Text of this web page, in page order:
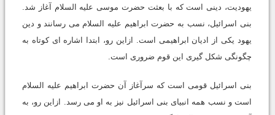
یهودیت، دینی است که با بعثت حضرت موسی علیه السلام آغاز شد.
بنی اسرائیل، نسب به حضرت ابراهیم علیه السلام می رسانند و دین
یهود یکی از ادیان ابراهیمی است. ازاین رو، ابتدا اشاره ای کوتاه به
چگونگی شکل گیری این قوم ضروری است.
بنی اسرائیل قومی است که سرآغاز آن حضرت ابراهیم علیه السلام
است و نسب همه انبیای بنی اسرائیل نیز به او می رسد. ازاین رو، به